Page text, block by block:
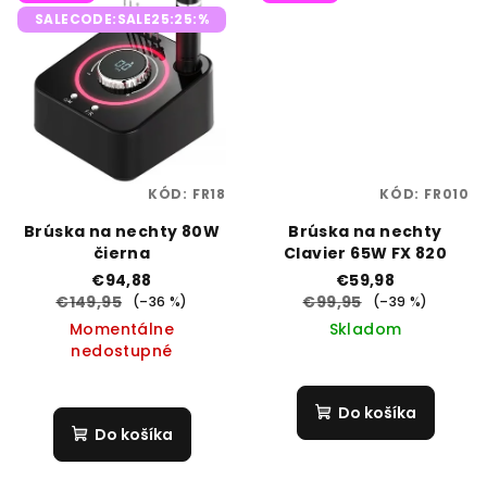
SALECODE:SALE25:25:%
Brúska na nechty 80W
čierna
€94,88
€149,95
(–36 %)
Momentálne
nedostupné
Do košíka
KÓD: FR18
Brúska na nechty
Clavier 65W FX 820
€59,98
€99,95
(–39 %)
Skladom
Do košíka
KÓD: FR010